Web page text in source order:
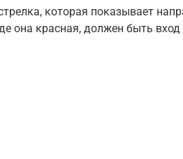
которая показывает
она красная, должен быть